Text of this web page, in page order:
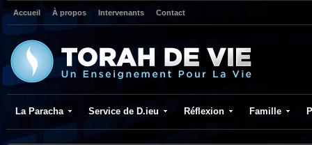
Accueil À propos Intervenants Contact
La Paracha Service de D.ieu Réflexion Famille